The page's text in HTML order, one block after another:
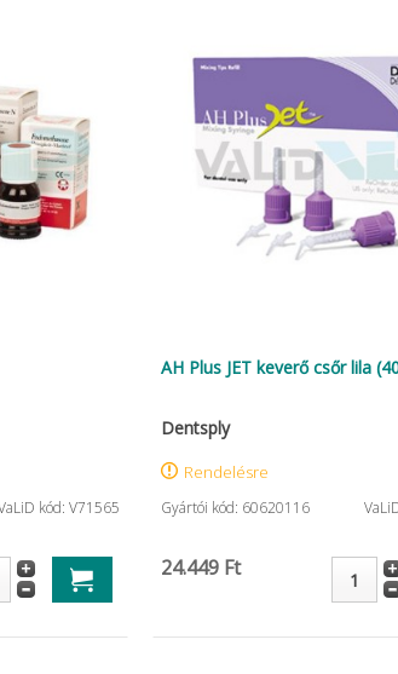
kód: V71565
AH Plus JET keverő csőr lila
Dentsply
Rendelésre
Gyártói kód: 60620116
24.449 Ft